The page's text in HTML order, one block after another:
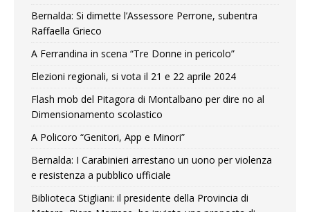
Bernalda: Si dimette l’Assessore Perrone, subentra
Raffaella Grieco
A Ferrandina in scena “Tre Donne in pericolo”
Elezioni regionali, si vota il 21 e 22 aprile 2024
Flash mob del Pitagora di Montalbano per dire no al
Dimensionamento scolastico
A Policoro “Genitori, App e Minori”
Bernalda: I Carabinieri arrestano un uono per violenza
e resistenza a pubblico ufficiale
Biblioteca Stigliani: il presidente della Provincia di